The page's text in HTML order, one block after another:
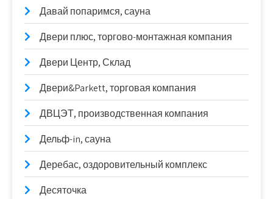
Давай попаримся, сауна
Двери плюс, торгово-монтажная компания
Двери Центр, Склад
Двери&Parkett, торговая компания
ДВЦЭТ, производственная компания
Дельф-in, сауна
Деребас, оздоровительный комплекс
Десяточка